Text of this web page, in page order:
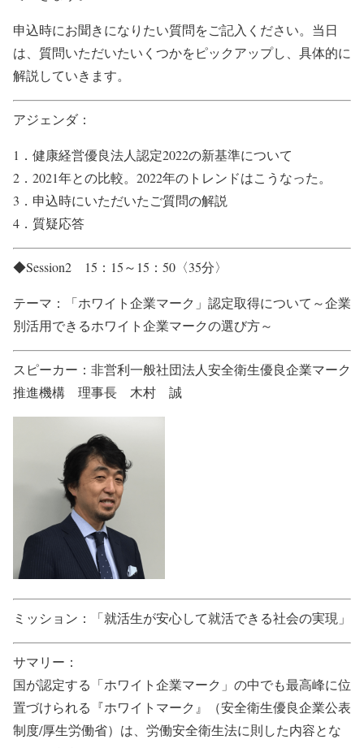
申込時にお聞きになりたい質問をご記入ください。当日
は、質問いただいたいくつかをピックアップし、具体的に
解説していきます。
アジェンダ：
1．健康経営優良法人認定2022の新基準について
2．2021年との比較。2022年のトレンドはこうなった。
3．申込時にいただいたご質問の解説
4．質疑応答
◆Session2 15：15～15：50〈35分〉
テーマ：「ホワイト企業マーク」認定取得について～企業
別活用できるホワイト企業マークの選び方～
スピーカー：非営利一般社団法人安全衛生優良企業マーク
推進機構 理事長 木村 誠
ミッション：「就活生が安心して就活できる社会の実現」
サマリー：
国が認定する「ホワイト企業マーク」の中でも最高峰に位
置づけられる『ホワイトマーク』（安全衛生優良企業公表
制度/厚生労働省）は、労働安全衛生法に則した内容とな